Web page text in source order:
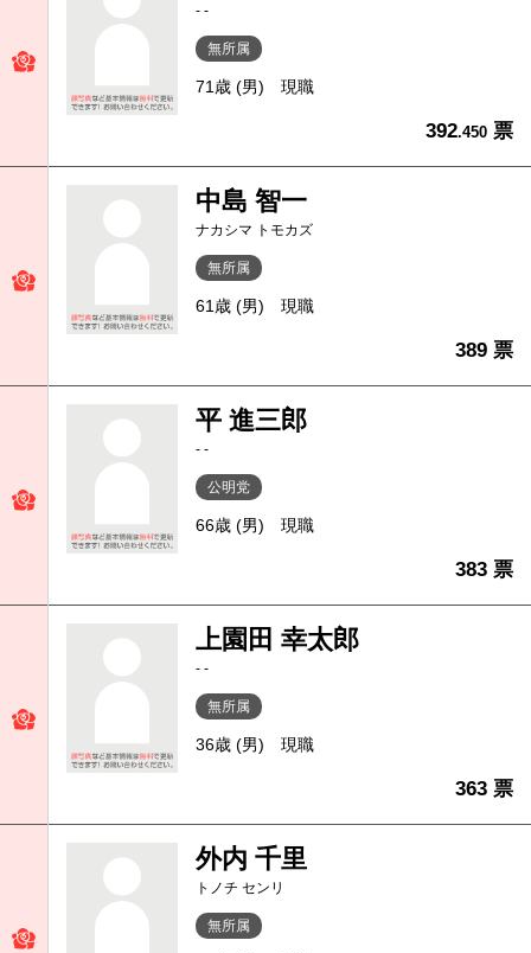
- -
無所属
71歳 (男) 現職
392.450 票
中島 智一
ナカシマ トモカズ
無所属
61歳 (男) 現職
389 票
平 進三郎
- -
公明党
66歳 (男) 現職
383 票
上園田 幸太郎
- -
無所属
36歳 (男) 現職
363 票
外内 千里
トノチ センリ
無所属